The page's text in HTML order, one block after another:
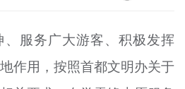
+
服务广大游客、积极发挥
作用，按照首都文明办关于